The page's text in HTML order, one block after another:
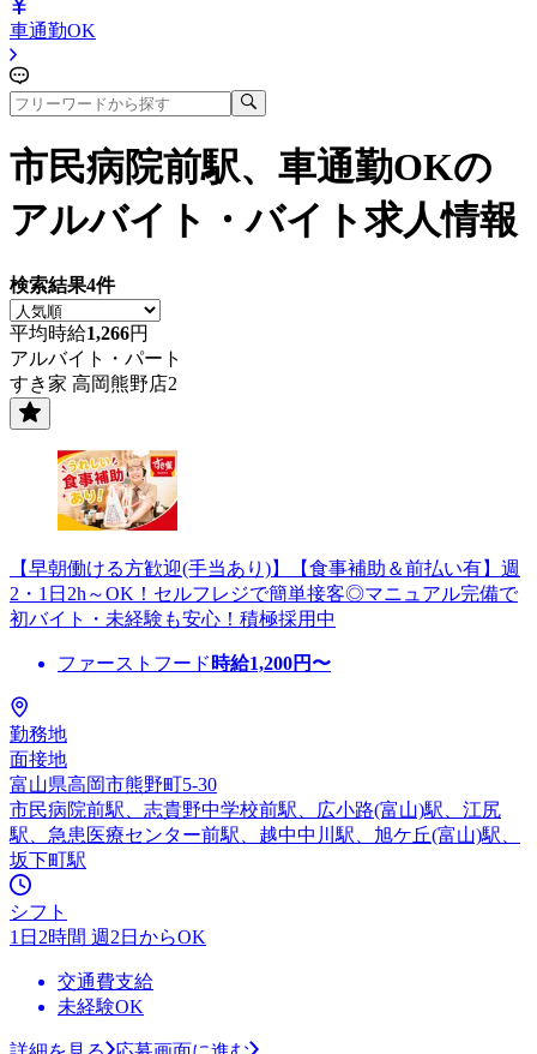
車通勤OK
市民病院前駅、車通勤OKの
アルバイト・バイト求人情報
検索結果4件
平均時給1,266円
アルバイト・パート
すき家 高岡熊野店2
【早朝働ける方歓迎(手当あり)】【食事補助＆前払い有】週
2・1日2h～OK！セルフレジで簡単接客◎マニュアル完備で
初バイト・未経験も安心！積極採用中
ファーストフード 時給1,200円〜
勤務地
面接地
富山県高岡市熊野町5-30
市民病院前駅、志貴野中学校前駅、広小路(富山)駅、江尻
駅、急患医療センター前駅、越中中川駅、旭ケ丘(富山)駅、
坂下町駅
シフト
1日2時間 週2日からOK
交通費支給
未経験OK